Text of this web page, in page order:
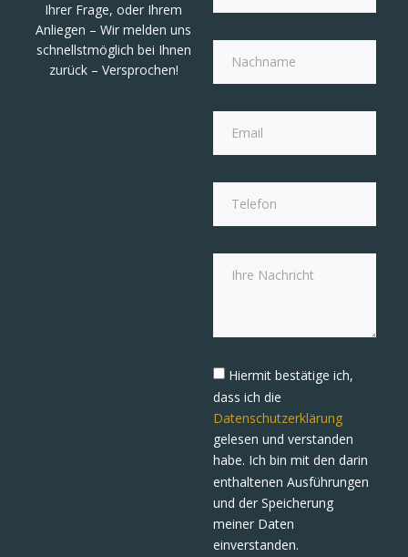
Ihrer Frage, oder Ihrem
Anliegen – Wir melden uns
schnellstmöglich bei Ihnen
zurück – Versprochen!
Hiermit bestätige ich,
dass ich die
Datenschutzerklärung
gelesen und verstanden
habe. Ich bin mit den darin
enthaltenen Ausführungen
und der Speicherung
meiner Daten
einverstanden.